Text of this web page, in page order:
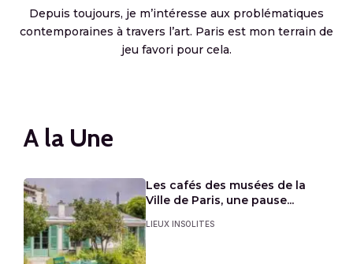
Depuis toujours, je m’intéresse aux problématiques
contemporaines à travers l’art. Paris est mon terrain de
jeu favori pour cela.
A la Une
Les cafés des musées de la
Ville de Paris, une pause...
LIEUX INSOLITES